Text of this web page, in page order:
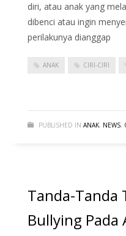
diri, atau anak yang
dibenci atau ingin
perilakunya dianggap
ANAK CIRI-CIRI
PUBLISHED IN ANAK, NEWS,
Tanda-Tanda
Bullying Pada